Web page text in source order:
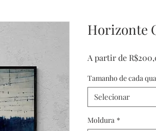
Horizonte
A partir de
Tamanho de cada
Selecionar
Moldura *